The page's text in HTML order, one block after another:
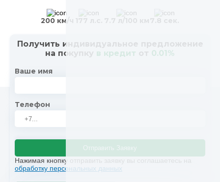
200 км/ч
Получить индивидуальное предложение
на покупку в кредит 0.01%
Ваше имя
Телефон
Отправить Заявку
Нажимая кнопку отправить заявку вы соглашаетесь на
обработку персональных данных